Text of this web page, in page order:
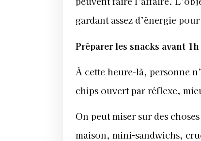
gardant assez d’énergie
Préparer les snacks avant 1h
À cette heure-là, personne
chips ouvert par réflexe,
On peut miser sur des
maison, mini-sandwichs,